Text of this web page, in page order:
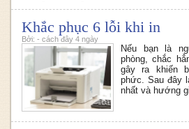
Khắc phục 6 lỗi khi in
Bởi: - cách đây 4 ngày
Nếu bạn là
phòng, chắc
gây ra khiến
phức. Sau đây
nhất và hướng